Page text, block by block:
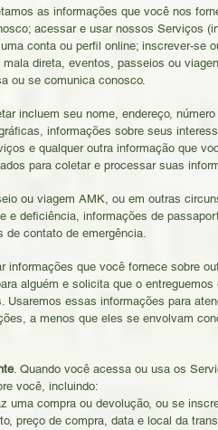
as informações que você nos
acessar e usar nossos Serviços
conta ou perfil online; inscrever-
direta, eventos, passeios ou
ou se comunica conosco.
incluem seu nome, endereço,
informações sobre seus
e qualquer outra informação que
para coletar e processar suas
ou viagem AMK, ou em outras
e deficiência, informações de
contato de emergência.
informações que você fornece sobre
alguém e solicita que o
Usaremos essas informações para
a menos que eles se envolvam
. Quando você acessa ou usa os
você, incluindo:
uma compra ou devolução, ou se
preço de compra, data e local da